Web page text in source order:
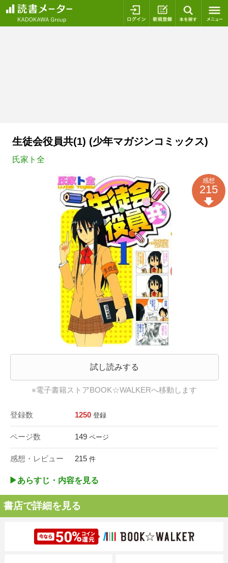
ログイン 新規登録
生徒会役員共(1) (少年マガジンコミックス)
氏家ト全
試し読みする
※電子書籍ストアBOOK☆WALKERへ移動します
登録数 1250 登録
ページ数 149 ページ
感想・レビュー 215 件
感想
215
▶︎あらすじ・内容を見る
書店で詳細を見る